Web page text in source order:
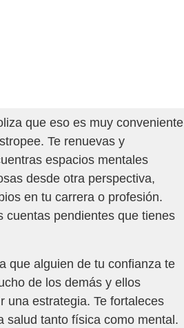
que eso es muy conveniente
Te renuevas y
espacios mentales
desde otra perspectiva,
en tu carrera o profesión.
cuentas pendientes que tienes
que alguien de tu confianza te
de los demás y ellos
una estrategia. Te fortaleces
salud tanto física como mental.